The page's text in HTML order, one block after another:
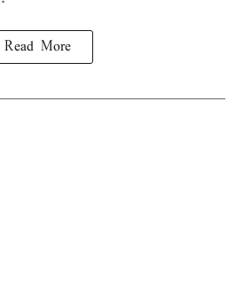
Read More